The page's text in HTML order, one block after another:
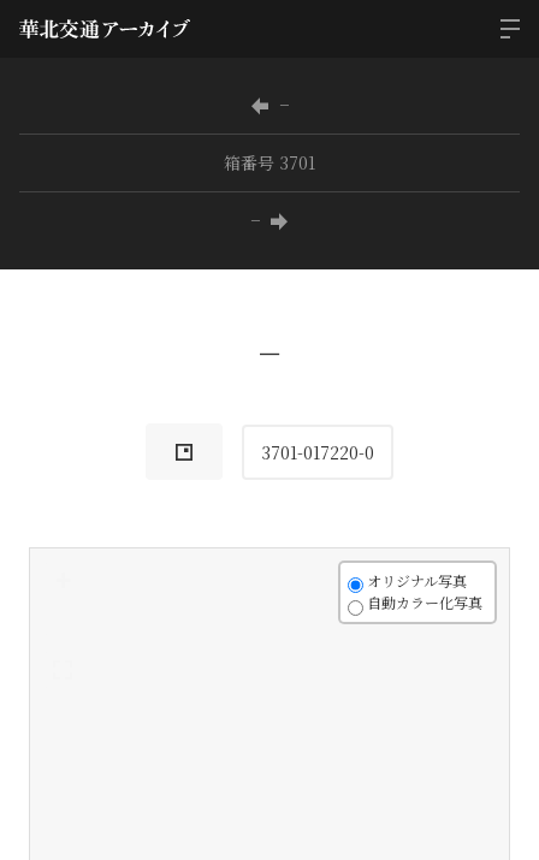
−
箱番号 3701
−
−
3701-017220-0
オリジナル写真
自動カラー化写真